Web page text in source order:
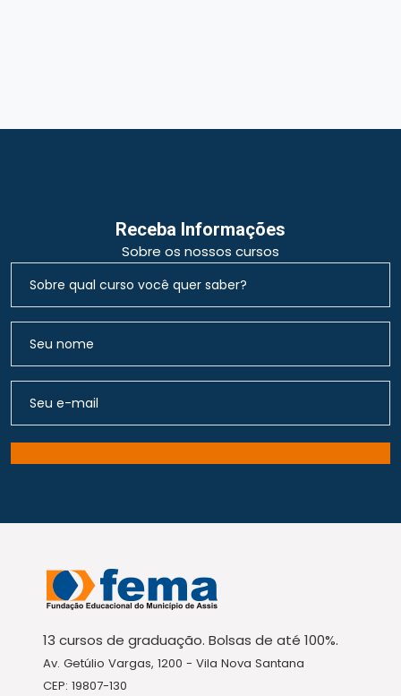
Receba Informações
Sobre os nossos cursos
13 cursos de graduação. Bolsas de até 100%.
Av. Getúlio Vargas, 1200 - Vila Nova Santana
CEP: 19807-130